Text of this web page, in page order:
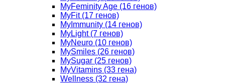
MyFeminity Age (16 генов)
MyFit (17 генов)
MyImmunity (14 генов)
MyLight (7 генов)
MyNeuro (10 генов)
MySmiles (26 генов)
MySugar (25 генов)
MyVitamins (33 гена)
Wellness (32 гена)